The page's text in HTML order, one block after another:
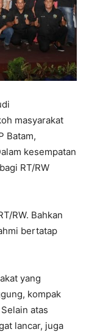
masyarakat
Batam,
kesempatan
RT/RW
RW. Bahkan
bertatap
yang
kompak
atas
lancar, juga